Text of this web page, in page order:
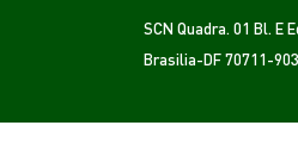
SCN Quadra. 01 Bl. E
Brasilia-DF 70711-903